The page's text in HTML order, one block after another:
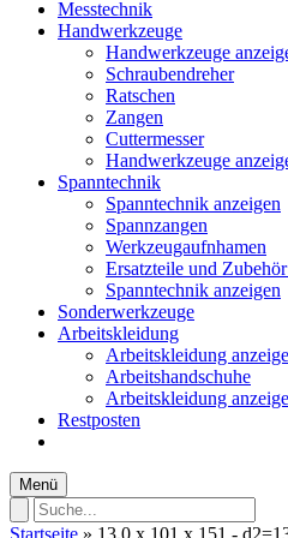
Messtechnik
Handwerkzeuge
Handwerkzeuge
Schraubendreher
Ratschen
Zangen
Cuttermesser
Handwerkzeuge
Spanntechnik
Spanntechnik anzeigen
Spannzangen
Werkzeugaufnhamen
Ersatzteile und
Spanntechnik anzeigen
Sonderwerkzeuge
Arbeitskleidung
Arbeitskleidung
Arbeitshandschuhe
Arbeitskleidung
Restposten
Menü
Startseite » 13,0 x 101 x 151 -